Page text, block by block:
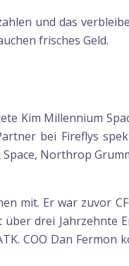
und das
frisches Geld.
Kim Millennium
bei Fireflys
Northrop
mit. Er war zuvor
über drei Jahrzehnte
COO Dan